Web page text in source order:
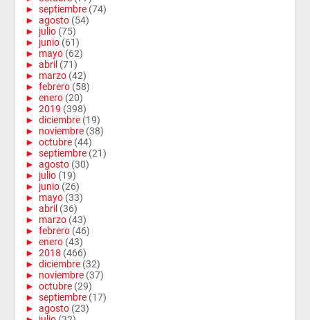
► septiembre (74)
► agosto (54)
► julio (75)
► junio (61)
► mayo (62)
► abril (71)
► marzo (42)
► febrero (58)
► enero (20)
► 2019 (398)
► diciembre (19)
► noviembre (38)
► octubre (44)
► septiembre (21)
► agosto (30)
► julio (19)
► junio (26)
► mayo (33)
► abril (36)
► marzo (43)
► febrero (46)
► enero (43)
► 2018 (466)
► diciembre (32)
► noviembre (37)
► octubre (29)
► septiembre (17)
► agosto (23)